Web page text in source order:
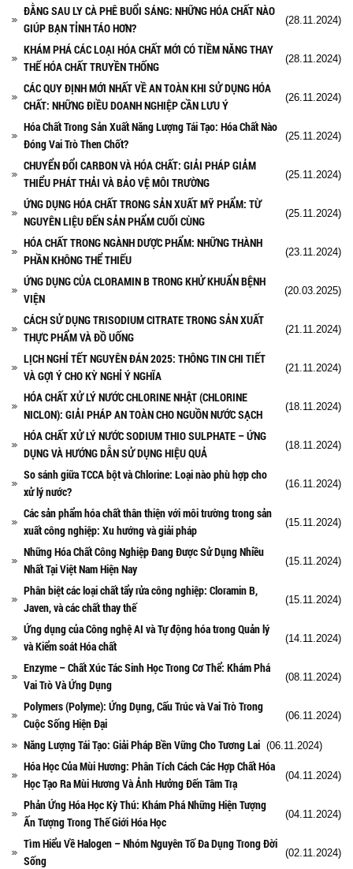
ĐẰNG SAU LY CÀ PHÊ BUỔI SÁNG: NHỮNG HÓA CHẤT NÀO
GIÚP BẠN TỈNH TÁO HƠN?
(28.11.2024)
KHÁM PHÁ CÁC LOẠI HÓA CHẤT MỚI CÓ TIỀM NĂNG THAY
THẾ HÓA CHẤT TRUYỀN THỐNG
(28.11.2024)
CÁC QUY ĐỊNH MỚI NHẤT VỀ AN TOÀN KHI SỬ DỤNG HÓA
CHẤT: NHỮNG ĐIỀU DOANH NGHIỆP CẦN LƯU Ý
(26.11.2024)
Hóa Chất Trong Sản Xuất Năng Lượng Tái Tạo: Hóa Chất Nào
Đóng Vai Trò Then Chốt?
(25.11.2024)
CHUYỂN ĐỔI CARBON VÀ HÓA CHẤT: GIẢI PHÁP GIẢM
THIỂU PHÁT THẢI VÀ BẢO VỆ MÔI TRƯỜNG
(25.11.2024)
ỨNG DỤNG HÓA CHẤT TRONG SẢN XUẤT MỸ PHẨM: TỪ
NGUYÊN LIỆU ĐẾN SẢN PHẨM CUỐI CÙNG
(25.11.2024)
HÓA CHẤT TRONG NGÀNH DƯỢC PHẨM: NHỮNG THÀNH
PHẦN KHÔNG THỂ THIẾU
(23.11.2024)
ỨNG DỤNG CỦA CLORAMIN B TRONG KHỬ KHUẨN BỆNH
VIỆN
(20.03.2025)
CÁCH SỬ DỤNG TRISODIUM CITRATE TRONG SẢN XUẤT
THỰC PHẨM VÀ ĐỒ UỐNG
(21.11.2024)
LỊCH NGHỈ TẾT NGUYÊN ĐÁN 2025: THÔNG TIN CHI TIẾT
VÀ GỢI Ý CHO KỲ NGHỈ Ý NGHĨA
(21.11.2024)
HÓA CHẤT XỬ LÝ NƯỚC CHLORINE NHẬT (CHLORINE
NICLON): GIẢI PHÁP AN TOÀN CHO NGUỒN NƯỚC SẠCH
(18.11.2024)
HÓA CHẤT XỬ LÝ NƯỚC SODIUM THIO SULPHATE – ỨNG
DỤNG VÀ HƯỚNG DẪN SỬ DỤNG HIỆU QUẢ
(18.11.2024)
So sánh giữa TCCA bột và Chlorine: Loại nào phù hợp cho
xử lý nước?
(16.11.2024)
Các sản phẩm hóa chất thân thiện với môi trường trong sản
xuất công nghiệp: Xu hướng và giải pháp
(15.11.2024)
Những Hóa Chất Công Nghiệp Đang Được Sử Dụng Nhiều
Nhất Tại Việt Nam Hiện Nay
(15.11.2024)
Phân biệt các loại chất tẩy rửa công nghiệp: Cloramin B,
Javen, và các chất thay thế
(15.11.2024)
Ứng dụng của Công nghệ AI và Tự động hóa trong Quản lý
và Kiểm soát Hóa chất
(14.11.2024)
Enzyme – Chất Xúc Tác Sinh Học Trong Cơ Thể: Khám Phá
Vai Trò Và Ứng Dụng
(08.11.2024)
Polymers (Polyme): Ứng Dụng, Cấu Trúc và Vai Trò Trong
Cuộc Sống Hiện Đại
(06.11.2024)
Năng Lượng Tái Tạo: Giải Pháp Bền Vững Cho Tương Lai (06.11.2024)
Hóa Học Của Mùi Hương: Phân Tích Cách Các Hợp Chất Hóa
Học Tạo Ra Mùi Hương Và Ảnh Hưởng Đến Tâm Trạ
(04.11.2024)
Phản Ứng Hóa Học Kỳ Thú: Khám Phá Những Hiện Tượng
Ấn Tượng Trong Thế Giới Hóa Học
(04.11.2024)
Tìm Hiểu Về Halogen – Nhóm Nguyên Tố Đa Dụng Trong Đời
Sống
(02.11.2024)